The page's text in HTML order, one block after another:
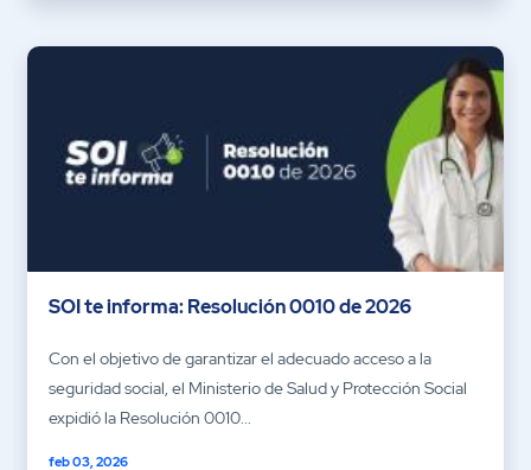
SOI te informa: Resolución 0010 de 2026
Con el objetivo de garantizar el adecuado acceso a la
seguridad social, el Ministerio de Salud y Protección Social
expidió la Resolución 0010...
feb 03, 2026